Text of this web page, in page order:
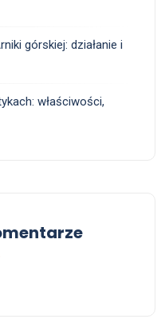
górskiej: działanie i
właściwości,